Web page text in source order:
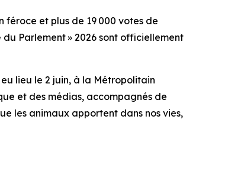
féroce et plus de 19 000 votes de
Parlement » 2026 sont officiellement
lieu le 2 juin, à la Métropolitain
et des médias, accompagnés de
les animaux apportent dans nos vies,